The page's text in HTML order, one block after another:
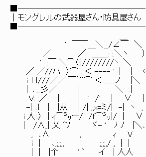
│モングレルの武器屋さん・防具屋さん
' ￣￣＿＼__/∠￣ ＼
／ ／ ＿＿:
' :￣ ＼⌒〈:|////////ヽ:.＼
／ ／//ハ 〉⌒ ､＜ ---- ':.:|:
ｉ:.{ {///／／ ￣｀¨⌒ ＜
|: ､__彡／ | ＼: :.|
V: :／ | | ' /' | ∨ |
-|: .{ | |从 | /| ,,x=ミ/| -
i 人:.〉 | ｨ⌒㍉ー/ /ｆ⌒
| /∧_| 乂 ^ｿ ゞ- ' ﾉ ﾉ |
, ､∧ , ｨ V i
ｉ | ､;;;;;, ;;;;,/ , |
| | |个 ' ` イ | 人